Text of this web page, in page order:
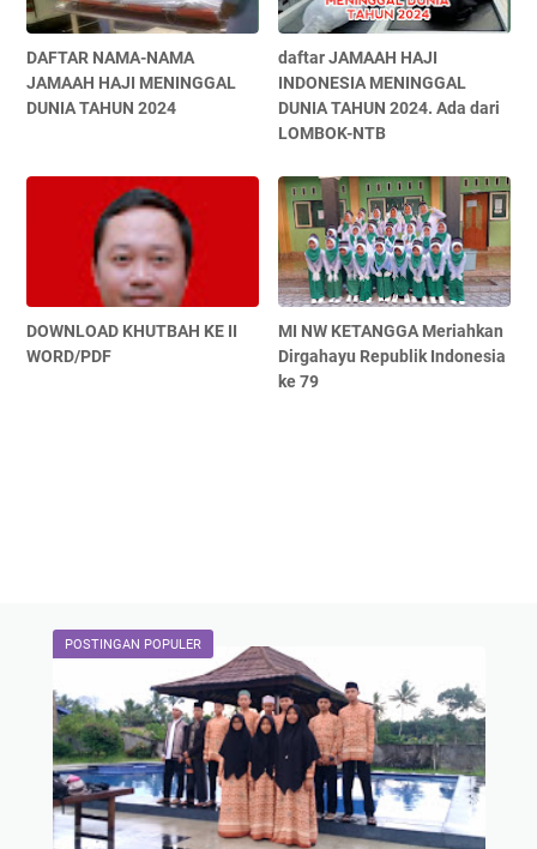
DAFTAR NAMA-NAMA
JAMAAH HAJI MENINGGAL
DUNIA TAHUN 2024
daftar JAMAAH HAJI
INDONESIA MENINGGAL
DUNIA TAHUN 2024. Ada dari
LOMBOK-NTB
DOWNLOAD KHUTBAH KE II
WORD/PDF
MI NW KETANGGA Meriahkan
Dirgahayu Republik Indonesia
ke 79
POSTINGAN POPULER